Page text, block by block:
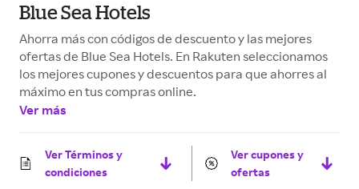
Blue Sea Hotels
Ahorra más con códigos de descuento y las mejores
ofertas de Blue Sea Hotels. En Rakuten seleccionamos
los mejores cupones y descuentos para que ahorres al
máximo en tus compras online.
Ver más
Ver Términos y
condiciones
Ver cupones y
ofertas